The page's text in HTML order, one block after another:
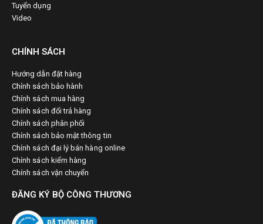
Tuyển dụng
Video
CHÍNH SÁCH
Hướng dẫn đặt hàng
Chính sách bảo hành
Chính sách mua hàng
Chính sách đổi trả hàng
Chính sách phân phối
Chính sách bảo mật thông tin
Chính sách đại lý bán hàng online
Chính sách kiểm hàng
Chính sách vận chuyển
ĐĂNG KÝ BỘ CÔNG THƯƠNG